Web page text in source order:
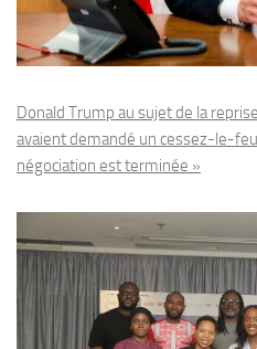
Donald Trump au sujet de la
avaient demandé un cessez-le-
négociation est terminée »